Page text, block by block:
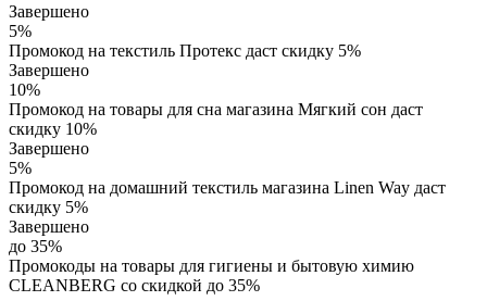
Завершено
5%
Промокод на текстиль Протекс даст скидку 5%
Завершено
10%
Промокод на товары для сна магазина Мягкий сон даст
скидку 10%
Завершено
5%
Промокод на домашний текстиль магазина Linen Way даст
скидку 5%
Завершено
до 35%
Промокоды на товары для гигиены и бытовую химию
CLEANBERG со скидкой до 35%